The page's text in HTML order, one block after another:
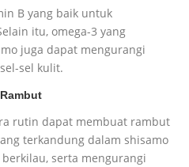
B yang baik untuk
itu, omega-3 yang
juga dapat mengurangi
sel kulit.
rutin dapat membuat rambut
terkandung dalam shisamo
serta mengurangi